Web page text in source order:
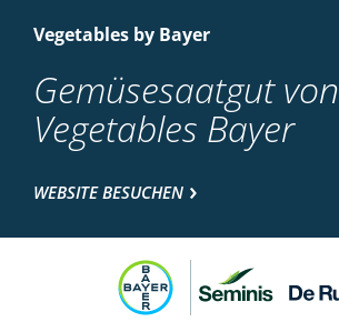
Vegetables by Bayer
Gemüsesaatgut von
Vegetables Bayer
WEBSITE BESUCHEN